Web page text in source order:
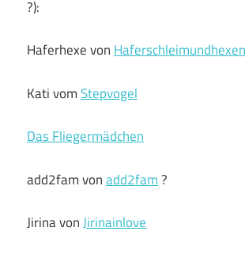
?):
Haferhexe von
Kati vomStepvogel
Das Fliegermädchen
add2fam vonadd2fam?
Jirina vonJirinainlove